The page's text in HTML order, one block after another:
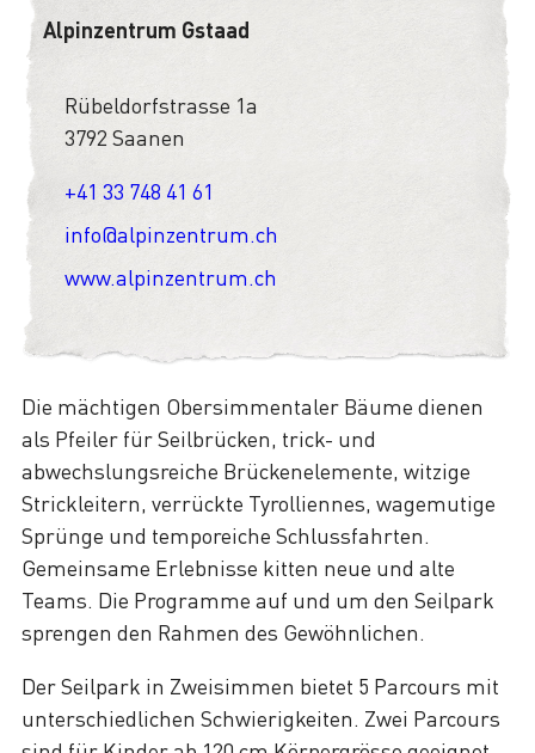
Die mächtigen Obersimmentaler Bäume dienen
als Pfeiler für Seilbrücken, trick- und
abwechslungsreiche Brückenelemente, witzige
Strickleitern, verrückte Tyrolliennes, wagemutige
Sprünge und temporeiche Schlussfahrten.
Gemeinsame Erlebnisse kitten neue und alte
Teams. Die Programme auf und um den Seilpark
sprengen den Rahmen des Gewöhnlichen.
Der Seilpark in Zweisimmen bietet 5 Parcours mit
unterschiedlichen Schwierigkeiten. Zwei Parcours
Alpinzentrum Gstaad
Rübeldorfstrasse 1a
3792 Saanen
+41 33 748 41 61
info@alpinzentrum.ch
www.alpinzentrum.ch